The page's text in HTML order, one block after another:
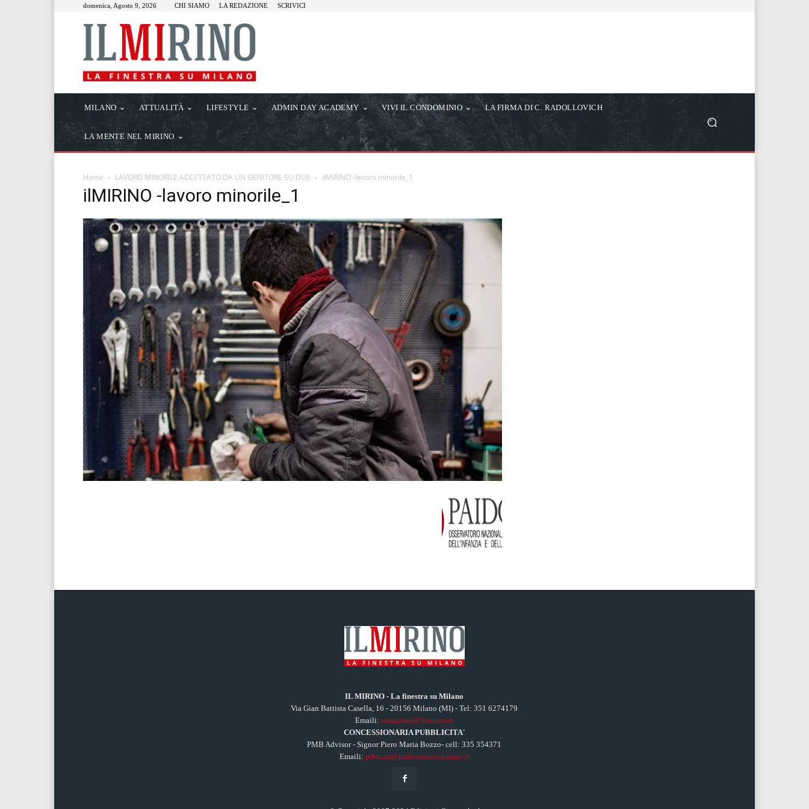
domenica, Agosto 9, 2026 CHI SIAMO LA REDAZIONE SCRIVICI
MILANO ATTUALITÀ LIFESTYLE ADMIN DAY ACADEMY VIVI IL CONDOMINIO LA FIRMA DI C. RADOLLOVICH
LA MENTE NEL MIRINO
Home LAVORO MINORILE ACCETTATO DA UN GENITORE SU DUE ilMIRINO -lavoro minorile_1
ilMIRINO -lavoro minorile_1
IL MIRINO - La finestra su Milano
Via Gian Battista Casella, 16 - 20156 Milano (MI) - Tel: 351 6274179
Emaili:redazione@ilmirino.it
CONCESSIONARIA PUBBLICITA'
PMB Advisor - Signor Piero Maria Bozzo- cell: 335 354371
Emaili: p.bozzo@pmbcomunicazione.it